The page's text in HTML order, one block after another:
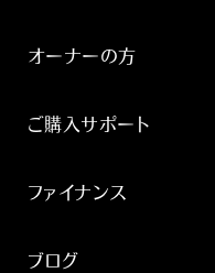
オーナーの方
ご購入サポート
ファイナンス
ブログ